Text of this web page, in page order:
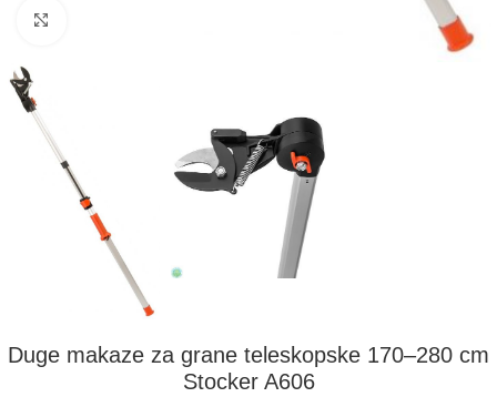
Duge makaze za grane teleskopske 170–280 cm
Stocker A606